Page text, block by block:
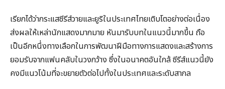
เรียกได้ว่ากระแสซีรีส์วายและยูริในประเทศไทยเติบโตอย่างต่อเนื่อง
ส่งผลให้เหล่านักแสดงมากมาย หันมารับบทในแนวนี้มากขึ้น ถือ
เป็นอีกหนึ่งทางเลือกในการพัฒนาฝีมือทางการแสดงและสร้างการ
ยอมรับจากแฟนคลับในวงกว้าง ซึ่งในอนาคตอันใกล้ ซีรีส์แนวนี้ยัง
คงมีแนวโน้มที่จะขยายตัวต่อไปทั้งในประเทศและระดับสากล